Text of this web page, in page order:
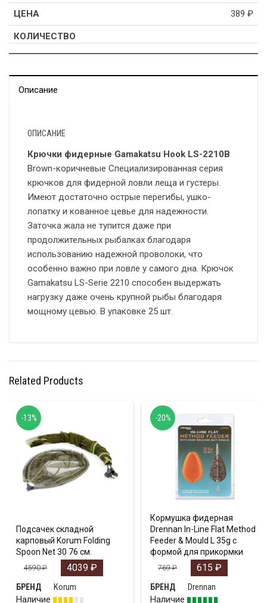
389 ₽
Описание
ОПИСАНИЕ
Крючки фидерные Gamakatsu Hook LS-2210B
Brown-коричневые Специализированная серия
крючков для фидерной ловли леща и густеры.
Имеют достаточно острые перегибы, ушко-
лопатку и кованное цевье для надежности.
Заточка жала не тупится даже при
продолжительных рыбалках благодаря
использованию надежной проволоки, что
особенно важно при ловле у самого дна. Крючок
Gamakatsu LS-Serie 2210 способен выдержать
нагрузку даже очень крупной рыбы благодаря
мощному цевью. В упаковке 25 шт.
Related Products
Подсачек складной
карповый Korum Folding
Spoon Net 30 76 см.
4590₽ 4039 ₽
БРЕНД
Korum
Наличие
-13%
Кормушка фидерная
Drennan In-Line Flat Method
Feeder & Mould L 35g с
формой для прикормки
769₽ 615 ₽
БРЕНД
Drennan
Наличие
-20%